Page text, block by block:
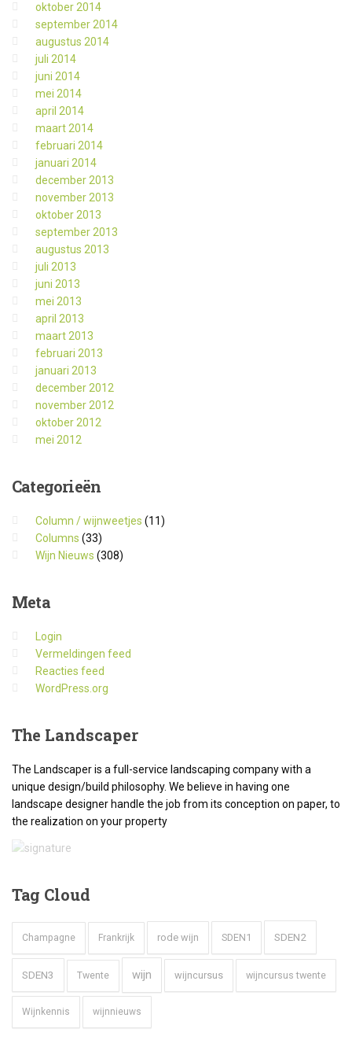
oktober 2014
september 2014
augustus 2014
juli 2014
juni 2014
mei 2014
april 2014
maart 2014
februari 2014
januari 2014
december 2013
november 2013
oktober 2013
september 2013
augustus 2013
juli 2013
juni 2013
mei 2013
april 2013
maart 2013
februari 2013
januari 2013
december 2012
november 2012
oktober 2012
mei 2012
Categorieën
Column / wijnweetjes (11)
Columns (33)
Wijn Nieuws (308)
Meta
Login
Vermeldingen feed
Reacties feed
WordPress.org
The Landscaper
The Landscaper is a full-service landscaping company with a
unique design/build philosophy. We believe in having one
landscape designer handle the job from its conception on paper, to
the realization on your property
Tag Cloud
Champagne Frankrijk rode wijn SDEN1 SDEN2
SDEN3 Twente wijn wijncursus wijncursus twente
Wijnkennis wijnnieuws